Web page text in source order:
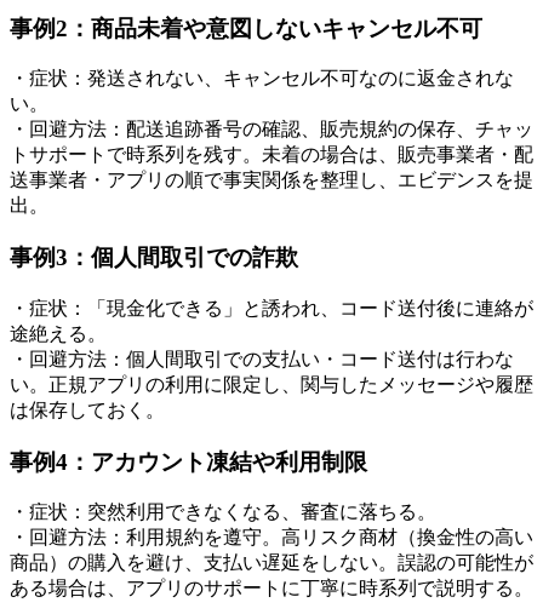
事例2：商品未着や意図しないキャンセル不可
・症状：発送されない、キャンセル不可なのに返金されな
い。
・回避方法：配送追跡番号の確認、販売規約の保存、チャッ
トサポートで時系列を残す。未着の場合は、販売事業者・配
送事業者・アプリの順で事実関係を整理し、エビデンスを提
出。
事例3：個人間取引での詐欺
・症状：「現金化できる」と誘われ、コード送付後に連絡が
途絶える。
・回避方法：個人間取引での支払い・コード送付は行わな
い。正規アプリの利用に限定し、関与したメッセージや履歴
は保存しておく。
事例4：アカウント凍結や利用制限
・症状：突然利用できなくなる、審査に落ちる。
・回避方法：利用規約を遵守。高リスク商材（換金性の高い
商品）の購入を避け、支払い遅延をしない。誤認の可能性が
ある場合は、アプリのサポートに丁寧に時系列で説明する。